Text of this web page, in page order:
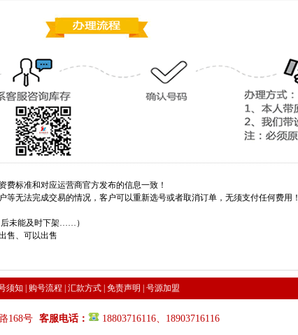
费标准和对应运营商官方发布的信息一致！
等无法完成交易的情况，客户可以重新选号或者取消订单，无须支付任何费用！
后未能及时下架……）
售、可以出售
须知 购号流程 汇款方式 免责声明 号源加盟
168号 客服电话： 18803716116、18903716116